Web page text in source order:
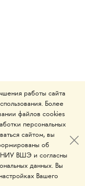
работы сайта
Более
файлов cookies
персональных
сайтом, вы
об
НИУ ВШЭ и согласны
данных. Вы
Вашего